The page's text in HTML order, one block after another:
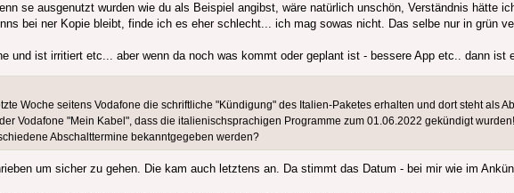
se ausgenutzt wurden wie du als Beispiel angibst, wäre natürlich unschön, Verständnis hätte
bei ner Kopie bleibt, finde ich es eher schlecht... ich mag sowas nicht. Das selbe nur in grün
und ist irritiert etc... aber wenn da noch was kommt oder geplant ist - bessere App etc.. dann ist
Woche seitens Vodafone die schriftliche "Kündigung" des Italien-Paketes erhalten und dort steht als
Vodafone "Mein Kabel", dass die italienischsprachigen Programme zum 01.06.2022 gekündigt
Abschalttermine bekanntgegeben werden?
um sicher zu gehen. Die kam auch letztens an. Da stimmt das Datum - bei mir wie im